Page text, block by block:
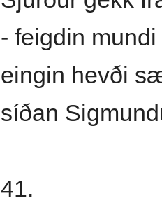
- feigdin
eingin hevði
síðan
41.